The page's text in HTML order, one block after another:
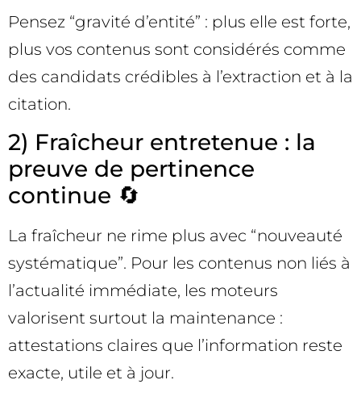
Pensez “gravité d’entité” : plus elle est forte,
plus vos contenus sont considérés comme
des candidats crédibles à l’extraction et à la
citation.
2) Fraîcheur entretenue : la
preuve de pertinence
continue 🔄
La fraîcheur ne rime plus avec “nouveauté
systématique”. Pour les contenus non liés à
l’actualité immédiate, les moteurs
valorisent surtout la maintenance :
attestations claires que l’information reste
exacte, utile et à jour.